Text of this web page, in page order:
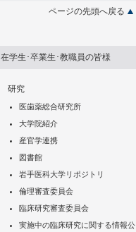
ページの先頭へ戻る
在学生･卒業生･教職員の皆様
研究
医歯薬総合研究所
大学院紹介
産官学連携
図書館
岩手医科大学リポジトリ
倫理審査委員会
臨床研究審査委員会
実施中の臨床研究に関する情報公